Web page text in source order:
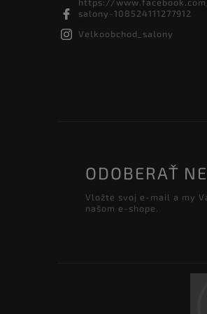
https://
salony-108524111277912
Velkoobchod_salony
ODOBERAŤ
Vložte svoj e-mail a my
našom e-shope.